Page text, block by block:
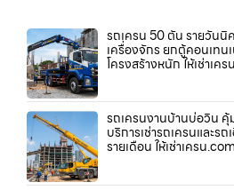
รถเครน 50 ตัน รายวันนิ
เครื่องจักร ยกตู้คอนเทน
โครงสร้างหนัก ให้เช่าเค
รถเครนงานบ้านบ่อวิน คุ้
บริการเช่ารถเครนและร
รายเดือน ให้เช่าเครน.com